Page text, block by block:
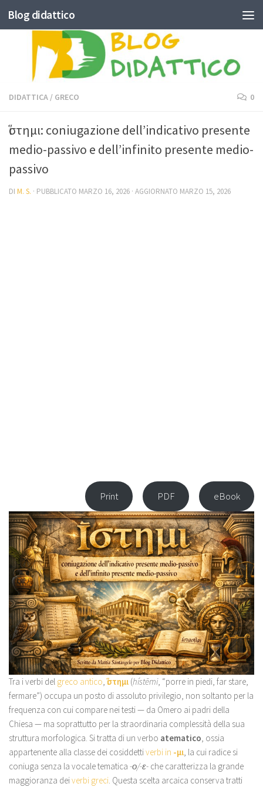
Skip to content
Blog didattico
DIDATTICA / GRECO 0
ἵστημι: coniugazione dell’indicativo presente
medio-passivo e dell’infinito presente medio-
passivo
DI M. S. · PUBBLICATO MARZO 16, 2026 · AGGIORNATO MARZO 15, 2026
Print PDF eBook
Tra i verbi del greco antico,ἵστημι (hístēmi, “porre in piedi, far stare,
fermare”) occupa un posto di assoluto privilegio, non soltanto per la
frequenza con cui compare nei testi — da Omero ai padri della
Chiesa — ma soprattutto per la straordinaria complessità della sua
struttura morfologica. Si tratta di un verbo atematico, ossia
appartenente alla classe dei cosiddettiverbi in -μι, la cui radice si
coniuga senza la vocale tematica -ο/-ε- che caratterizza la grande
maggioranza deiverbi greci. Questa scelta arcaica conserva tratti